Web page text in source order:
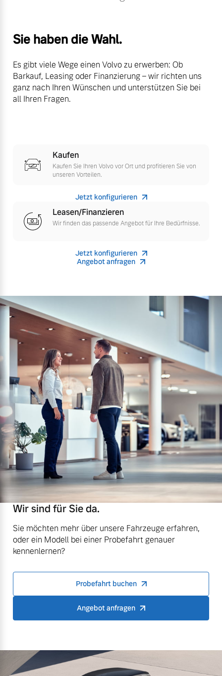
Sofort verfügbare Fahrzeuge
Editionsmodelle
Jetzt kennenlernen
Bitte sprechen Sie uns
direkt an.
Mehr erfahren
Finanzierung & Leasing
Versicherung
Sie haben die Wahl.
Es gibt viele Wege einen Volvo zu erwerben: Ob
Barkauf, Leasing oder Finanzierung – wir richten uns
ganz nach Ihren Wünschen und unterstützen Sie bei
all Ihren Fragen.
Kaufen
Kaufen Sie Ihren Volvo vor Ort und profitieren Sie von
unseren Vorteilen.
Jetzt konfigurieren
Leasen/Finanzieren
Wir finden das passende Angebot für Ihre Bedürfnisse.
Jetzt konfigurieren
Angebot anfragen
Wir sind für Sie da.
Sie möchten mehr über unsere Fahrzeuge erfahren,
oder ein Modell bei einer Probefahrt genauer
kennenlernen?
Probefahrt buchen
Angebot anfragen